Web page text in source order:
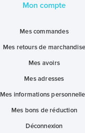
Mon compte
Mes commandes
Mes retours de marchandise
Mes avoirs
Mes adresses
Mes informations
Mes bons de réduction
Déconnexion